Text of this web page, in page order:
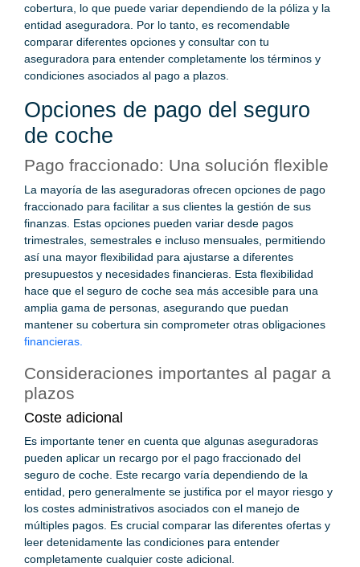
cobertura, lo que puede variar dependiendo de la póliza y la
entidad aseguradora. Por lo tanto, es recomendable
comparar diferentes opciones y consultar con tu
aseguradora para entender completamente los términos y
condiciones asociados al pago a plazos.
Opciones de pago del seguro
de coche
Pago fraccionado: Una solución flexible
La mayoría de las aseguradoras ofrecen opciones de pago
fraccionado para facilitar a sus clientes la gestión de sus
finanzas. Estas opciones pueden variar desde pagos
trimestrales, semestrales e incluso mensuales, permitiendo
así una mayor flexibilidad para ajustarse a diferentes
presupuestos y necesidades financieras. Esta flexibilidad
hace que el seguro de coche sea más accesible para una
amplia gama de personas, asegurando que puedan
mantener su cobertura sin comprometer otras obligaciones
financieras.
Consideraciones importantes al pagar a
plazos
Coste adicional
Es importante tener en cuenta que algunas aseguradoras
pueden aplicar un recargo por el pago fraccionado del
seguro de coche. Este recargo varía dependiendo de la
entidad, pero generalmente se justifica por el mayor riesgo y
los costes administrativos asociados con el manejo de
múltiples pagos. Es crucial comparar las diferentes ofertas y
leer detenidamente las condiciones para entender
completamente cualquier coste adicional.